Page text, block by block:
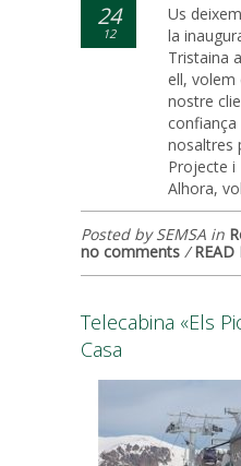
24
12
Us
la
Tristaina
ell, volem
nostre
nosaltres
Projecte i
Alhora,
Posted by SEMSA in
no comments /READ
Telecabina «Els
Casa